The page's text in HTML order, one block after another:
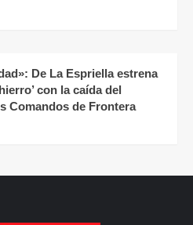
De La Espriella estrena
con la caída del
Comandos de Frontera